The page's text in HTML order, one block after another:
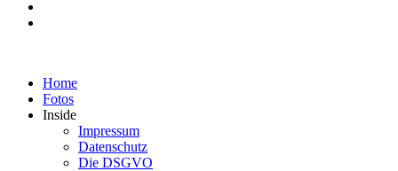
Home
Fotos
Inside
Impressum
Datenschutz
Die DSGVO